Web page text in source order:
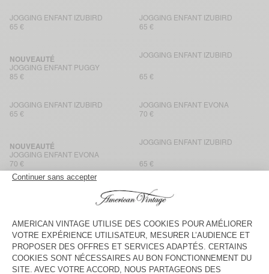
JOGGING ENFANT IZUBIRD
65 €
JOGGING ENFANT IZUBIRD
65 €
JOGGING ENFANT PUGGY
NOUVEAUTÉ
85 €
JOGGING ENFANT IZUBIRD
65 €
JOGGING ENFANT IZUBIRD
65 €
JOGGING ENFANT EVONA
70 €
JOGGING ENFANT EVONA
NOUVEAUTÉ
70 €
JOGGING ENFANT IZUBIRD
65 €
JOGGING ENFANT PUGGY
NOUVEAUTÉ
JOGGING ENFANT KODYTOWN
65 €
JOGGING ENFANT ATUBAY
60 €